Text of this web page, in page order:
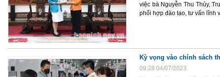
việc bà Nguyễn Thu Thủy,
phối hợp đào tạo, tư vấn lĩnh
Kỳ vọng vào chính sách
09:28 04/07/2023